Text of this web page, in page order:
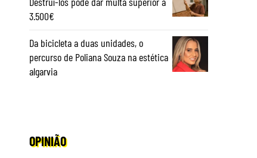
3.500€
Da bicicleta a duas unidades, o
percurso de Poliana Souza na estética
algarvia
OPINIÃO